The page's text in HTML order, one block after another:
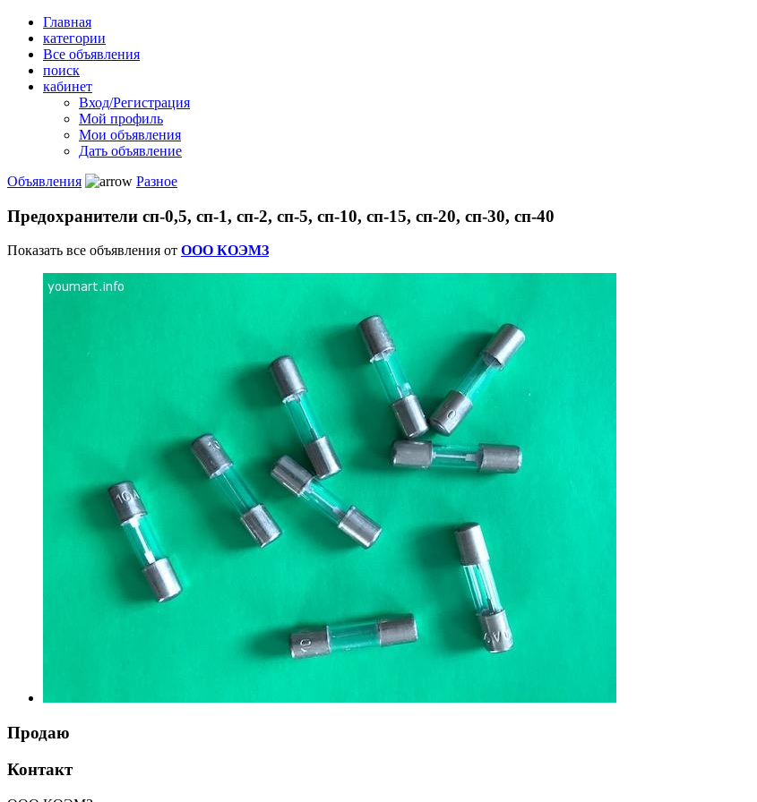
Главная
категории
Все объявления
поиск
кабинет
Вход/Регистрация
Мой профиль
Мои объявления
Дать объявление
Объявления
Разное
Предохранители сп-0,5, сп-1, сп-2, сп-5, сп-10, сп-15, сп-20, сп-30, сп-40
Показать все объявления от ООО КОЭМЗ
Продаю
Контакт